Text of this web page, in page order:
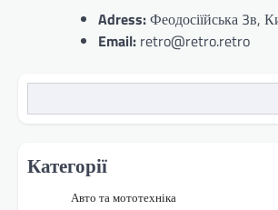
Adress:Феодосіїйська 3в,
Email: retro@retro.retro
Категорії
Авто та мототехніка